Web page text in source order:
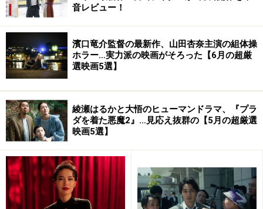
「戦争遂行にあたって政治・軍事両面で行った全ての責
任を負う者として、私自身をあなたの代表する諸国の採
決にゆだねるためにおうかがいしました」
最初に紹介する作品は、終戦前後の昭和天皇ヒロヒトの
私人としての姿をみせるロシア映画『太陽』から……。
ロシアの名匠が終戦時の天皇陛下を見詰め
た
『太陽』
音レビュー！
濱口竜介監督の最新作、山田杏奈主演の組体操
ホラー…実力派の映画がそろった【6月の超厳
選映画5選】
綾瀬はるかと大悟のヒューマンドラマ、『プラ
ダを着た悪魔2』…見応え抜群の【5月の超厳選
映画5選】